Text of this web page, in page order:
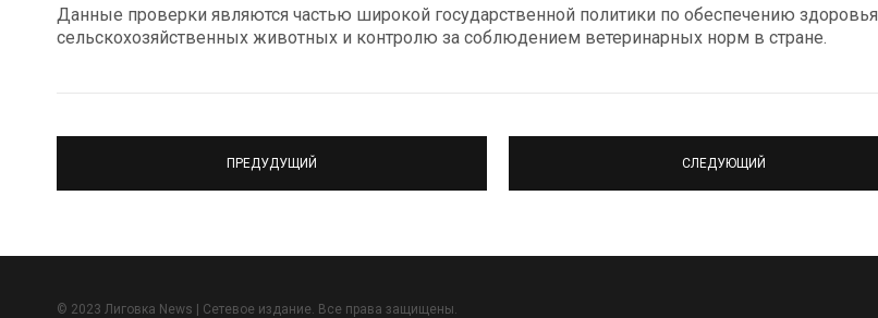
Данные проверки являются частью широкой государственной политики по обеспечению здоровья
сельскохозяйственных животных и контролю за соблюдением ветеринарных норм в стране.
ПРЕДУДУЩИЙ СЛЕДУЮЩИЙ
© 2023 Лиговка News | Сетевое издание. Все права защищены.